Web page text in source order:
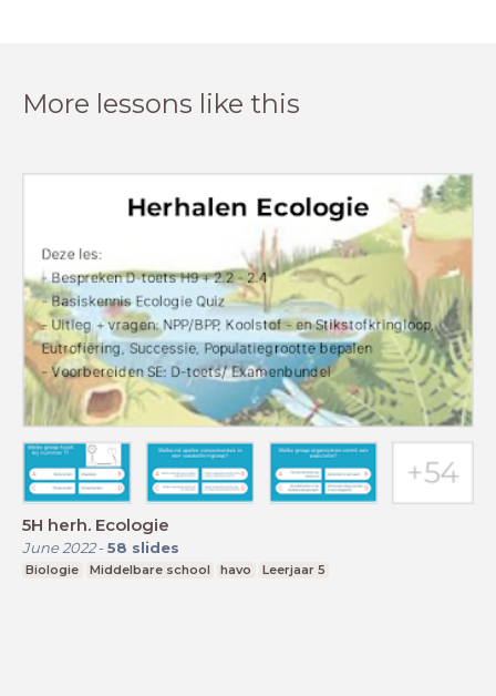
More lessons like this
5H herh. Ecologie
June 2022- 58 slides
Biologie Middelbare school havo Leerjaar 5